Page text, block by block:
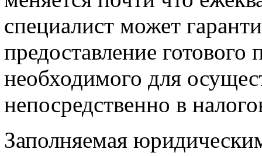
специалист может
предоставление готового
необходимого для
непосредственно в
Заполняемая